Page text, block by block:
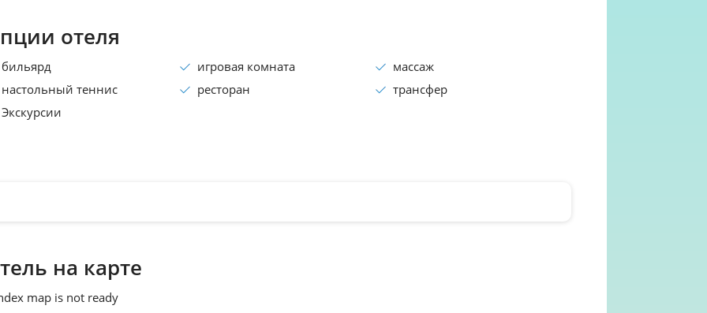
отеля
бильярд игровая комната
массаж
настольный теннис
ресторан
трансфер
Экскурсии
на карте
map is not ready